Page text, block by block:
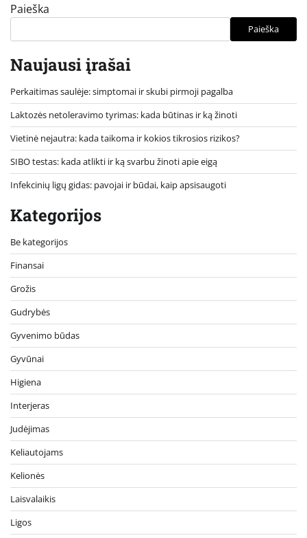
Paieška
Paieška
Naujausi įrašai
Perkaitimas saulėje: simptomai ir skubi pirmoji pagalba
Laktozės netoleravimo tyrimas: kada būtinas ir ką žinoti
Vietinė nejautra: kada taikoma ir kokios tikrosios rizikos?
SIBO testas: kada atlikti ir ką svarbu žinoti apie eigą
Infekcinių ligų gidas: pavojai ir būdai, kaip apsisaugoti
Kategorijos
Be kategorijos
Finansai
Grožis
Gudrybės
Gyvenimo būdas
Gyvūnai
Higiena
Interjeras
Judėjimas
Keliautojams
Kelionės
Laisvalaikis
Ligos